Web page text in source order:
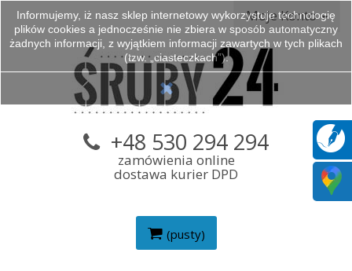
Moje Konto
(pusty)
+48 530 294 294
zamówienia online
dostawa kurier DPD
Informujemy, iż nasz sklep internetowy wykorzystuje technologię
plików cookies a jednocześnie nie zbiera w sposób automatyczny
żadnych informacji, z wyjątkiem informacji zawartych w tych plikach
(tzw. „ciasteczkach”).